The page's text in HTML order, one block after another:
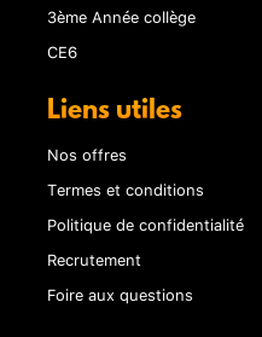
3ème Année collège
CE6
Liens utiles
Nos offres
Termes et conditions
Politique de confidentialité
Recrutement
Foire aux questions